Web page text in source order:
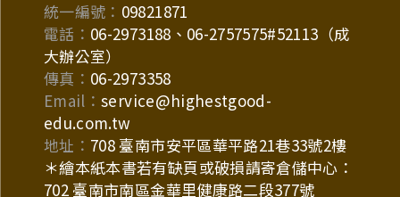
統一編號： 09821871
電話： 06-2973188、06-2757575#52113（成
大辦公室）
傳真： 06-2973358
Email：service@highestgood-
edu.com.tw
地址： 708 臺南市安平區華平路21巷33號2樓
＊繪本紙本書若有缺頁或破損請寄倉儲中心：
702 臺南市南區金華里健康路二段377號